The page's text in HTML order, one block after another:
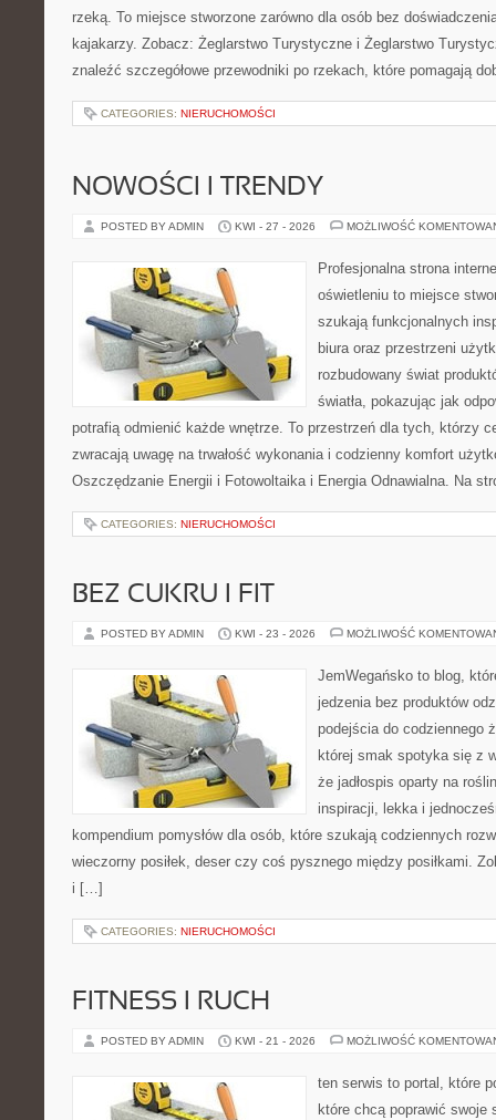
rzeką. To miejsce stworzone zarówno dla osób bez
kajakarzy. Zobacz: Żeglarstwo Turystyczne i Żeglarstwo
znaleźć szczegółowe przewodniki po rzekach, które pomagają
CATEGORIES: NIERUCHOMOŚCI
NOWOŚCI I TRENDY
POSTED BY ADMIN KWI - 27 - 2026 MOŻLIWOŚĆ
Profesjonalna strona
oświetleniu to miejsce
szukają funkcjonalnych
biura oraz przestrzeni
rozbudowany świat
światła, pokazując jak
potrafią odmienić każde wnętrze. To przestrzeń dla tych, którzy
zwracają uwagę na trwałość wykonania i codzienny komfort
Oszczędzanie Energii i Fotowoltaika i Energia Odnawialna. Na
CATEGORIES: NIERUCHOMOŚCI
BEZ CUKRU I FIT
POSTED BY ADMIN KWI - 23 - 2026 MOŻLIWOŚĆ
JemWegańsko to blog,
jedzenia bez produktów
podejścia do codziennego
której smak spotyka się z
że jadłospis oparty na
inspiracji, lekka i
kompendium pomysłów dla osób, które szukają codziennych
wieczorny posiłek, deser czy coś pysznego między posiłkami.
i […]
CATEGORIES: NIERUCHOMOŚCI
FITNESS I RUCH
POSTED BY ADMIN KWI - 21 - 2026 MOŻLIWOŚĆ
ten serwis to portal, które
które chcą poprawić swoje